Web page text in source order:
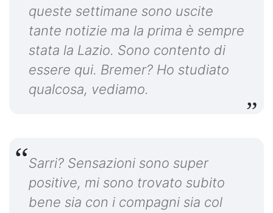
queste settimane sono uscite
tante notizie ma la prima è sempre
stata la Lazio. Sono contento di
essere qui. Bremer? Ho studiato
qualcosa, vediamo.
Sarri? Sensazioni sono super
positive, mi sono trovato subito
bene sia con i compagni sia col